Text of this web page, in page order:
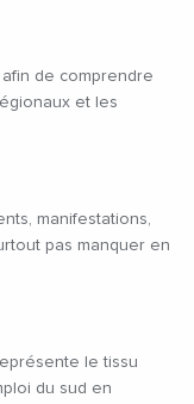
afin de comprendre
et les
manifestations,
pas manquer en
le tissu
du sud en